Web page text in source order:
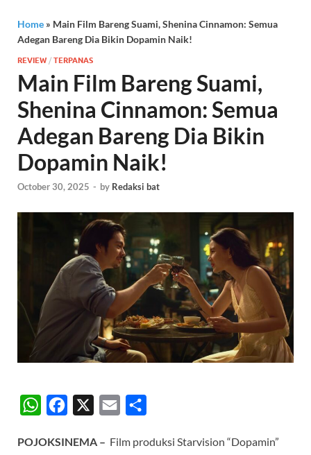
Home » Main Film Bareng Suami, Shenina Cinnamon: Semua
Adegan Bareng Dia Bikin Dopamin Naik!
REVIEW / TERPANAS
Main Film Bareng Suami,
Shenina Cinnamon: Semua
Adegan Bareng Dia Bikin
Dopamin Naik!
October 30, 2025 - by Redaksi bat
W
a
c
a
a
POJOKSINEMA – Film produksi Starvision “Dopamin”